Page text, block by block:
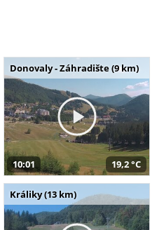
Donovaly - Záhradište (9 km)
10:01 19,2 °C
Králiky (13 km)